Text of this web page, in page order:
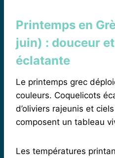
Printemps en
juin) : douceur
éclatante
Le printemps grec
couleurs. Coquelicots
d’oliviers rajeunis et
composent un tableau
Les températures